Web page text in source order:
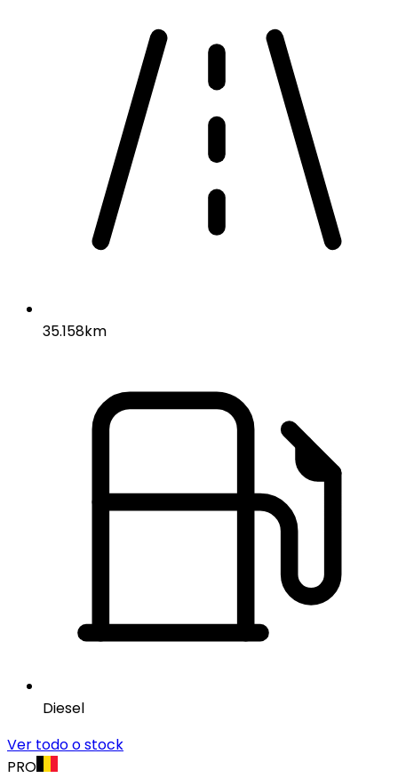
35.158km
Diesel
Ver todo o stock
PRO